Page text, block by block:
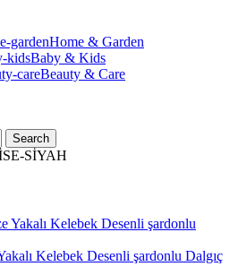
Home & Garden
Baby & Kids
Beauty & Care
Search
SİYAH
Kelebek Desenli şardonlu Dalgıç